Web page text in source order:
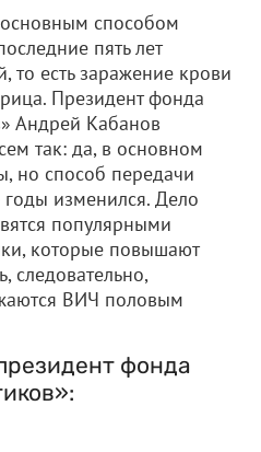
способом
пять лет
то есть заражение крови
Президент фонда
Андрей Кабанов
так: да, в основном
но способ передачи
изменился. Дело
популярными
которые повышают
следовательно,
ВИЧ половым
фонда